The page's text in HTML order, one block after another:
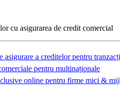
cu asigurarea de credit comercial
a creditelor pentru
pentru multinaționale
online pentru firme mici &